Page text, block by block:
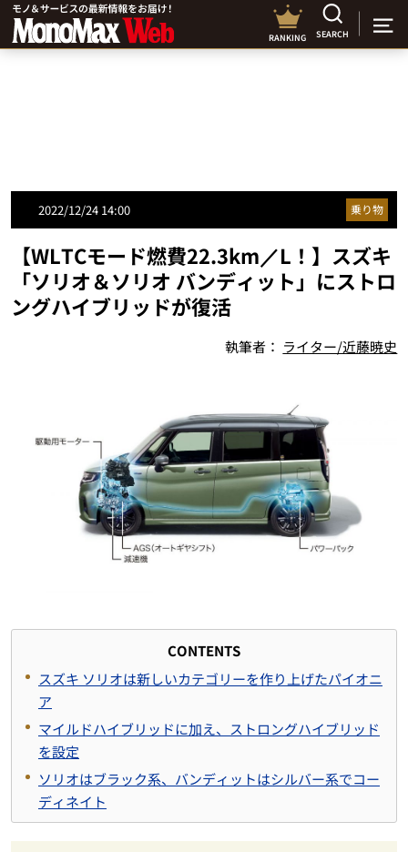
RANKING SEARCH
2022/12/24 14:00 乗り物
【WLTCモード燃費22.3km／L！】スズキ
「ソリオ＆ソリオ バンディット」にストロ
ングハイブリッドが復活
執筆者： ライター/近藤暁史
CONTENTS
スズキ ソリオは新しいカテゴリーを作り上げたパイオニ
ア
マイルドハイブリッドに加え、ストロングハイブリッド
を設定
ソリオはブラック系、バンディットはシルバー系でコー
ディネイト